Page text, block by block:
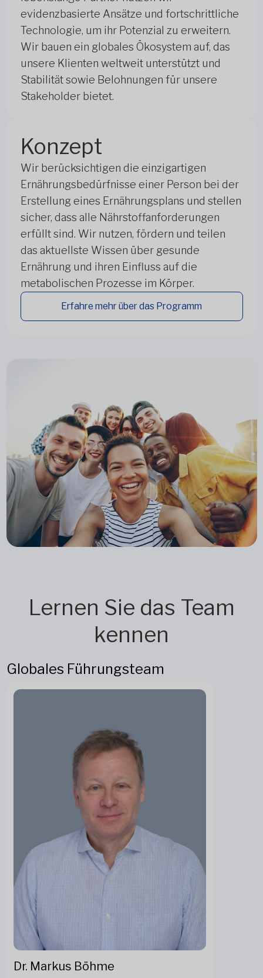
evidenzbasierte Ansätze und fortschrittliche
Technologie, um ihr Potenzial zu erweitern.
Wir bauen ein globales Ökosystem auf, das
unsere Klienten weltweit unterstützt und
Stabilität sowie Belohnungen für unsere
Stakeholder bietet.
Konzept
Wir berücksichtigen die einzigartigen
Ernährungsbedürfnisse einer Person bei der
Erstellung eines Ernährungsplans und stellen
sicher, dass alle Nährstoffanforderungen
erfüllt sind. Wir nutzen, fördern und teilen
das aktuellste Wissen über gesunde
Ernährung und ihren Einfluss auf die
metabolischen Prozesse im Körper.
Erfahre mehr über das Programm
Lernen Sie das Team
kennen
Globales Führungsteam
Dr. Markus Böhme